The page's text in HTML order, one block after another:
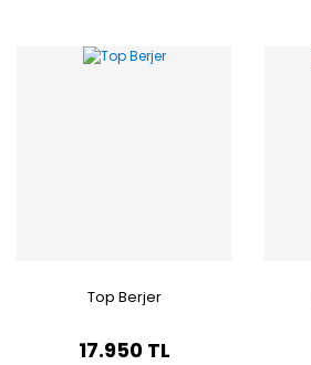
Top Berjer
17.950 TL